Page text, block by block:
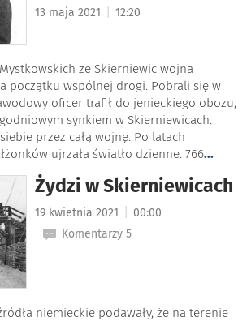
13 maja 2021 12:20
ze Skierniewic wojna
początku wspólnej drogi. Pobrali się w
oficer trafił do jenieckiego obozu,
synkiem w Skierniewicach.
przez całą wojnę. Po latach
ujrzała światło dzienne. 766...
Żydzi w Skierniewicach
19 kwietnia 2021
00:00
Komentarzy 5
niemieckie podawały, że na terenie